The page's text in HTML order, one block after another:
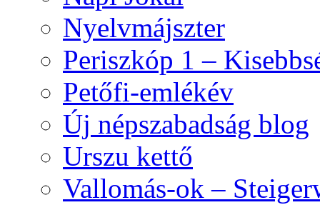
Nyelvmájszter
Periszkóp 1 –
Petőfi-emlékév
Új népszabadság blog
Urszu kettő
Vallomás-ok –